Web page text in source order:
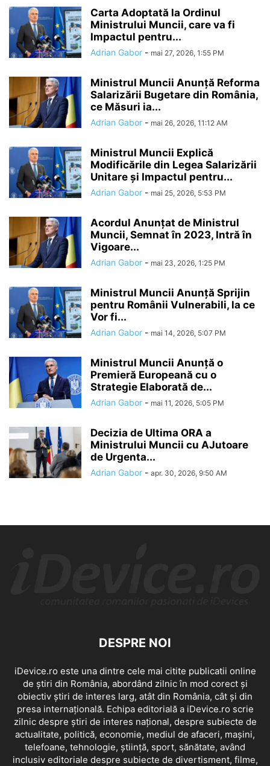
Carta Adoptată la Ordinul
Ministrului Muncii, care va fi
Impactul pentru...
Adrian Gabor - mai 27, 2026, 1:55 PM
Ministrul Muncii Anunță Reforma
Salarizării Bugetare din România,
ce Măsuri ia...
Adrian Gabor - mai 26, 2026, 11:12 AM
Ministrul Muncii Explică
Modificările din Legea Salarizării
Unitare și Impactul pentru...
Adrian Gabor - mai 25, 2026, 5:53 PM
Acordul Anunțat de Ministrul
Muncii, Semnat în 2023, Intră în
Vigoare...
Adrian Gabor - mai 23, 2026, 1:25 PM
Ministrul Muncii Anunță Sprijin
pentru Românii Vulnerabili, la ce
Vor fi...
Adrian Gabor - mai 14, 2026, 5:07 PM
Ministrul Muncii Anunță o
Premieră Europeană cu o
Strategie Elaborată de...
Adrian Gabor - mai 11, 2026, 5:05 PM
Decizia de Ultima ORA a
Ministrului Muncii cu AJutoare
de Urgenta...
Adrian Gabor - apr. 30, 2026, 9:50 AM
DESPRE NOI
iDevice.ro este una dintre cele mai citite publicatii online
de știri din România, abordând zilnic în mod corect și
obiectiv știri de interes larg, atât din România, cât și din
presa internațională. Echipa editorială a iDevice.ro scrie
zilnic despre știri de interes național, despre subiecte de
actualitate, politică, economie, mediul de afaceri, mașini,
telefoane, tehnologie, știință, sport, sănătate, având
inclusiv editoriale despre subiecte de divertisment, filme,